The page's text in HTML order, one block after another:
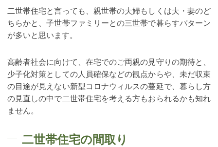
二世帯住宅と言っても、親世帯の夫婦もしくは夫・妻のど
ちらかと、子世帯ファミリーとの三世帯で暮らすパターン
が多いと思います。
高齢者社会に向けて、在宅でのご両親の見守りの期待と、
少子化対策としての人員確保などの観点からや、未だ収束
の目途が見えない新型コロナウィルスの蔓延で、暮らし方
の見直しの中で二世帯住宅を考える方もおられるかも知れ
ません。
二世帯住宅の間取り